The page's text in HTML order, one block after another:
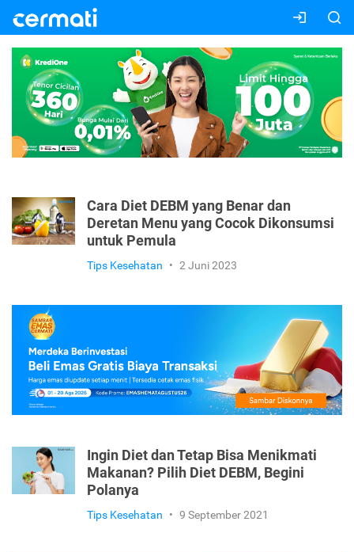
Cara Diet DEBM yang Benar dan
Deretan Menu yang Cocok Dikonsumsi
untuk Pemula
Tips Kesehatan • 2 Juni 2023
Ingin Diet dan Tetap Bisa Menikmati
Makanan? Pilih Diet DEBM, Begini
Polanya
Tips Kesehatan • 9 September 2021